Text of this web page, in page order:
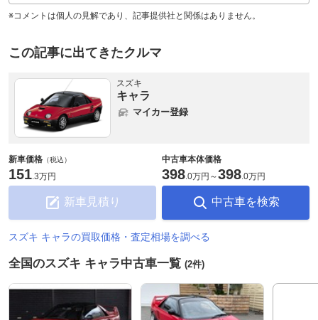
※コメントは個人の見解であり、記事提供社と関係はありません。
この記事に出てきたクルマ
スズキ
キャラ
マイカー登録
新車価格 （税込）
151.3万円
新車見積り
中古車本体価格
398.0万円 ～398.0万円
中古車を検索
スズキ キャラの買取価格・査定相場を調べる
全国のスズキ キャラ中古車一覧 (2件)